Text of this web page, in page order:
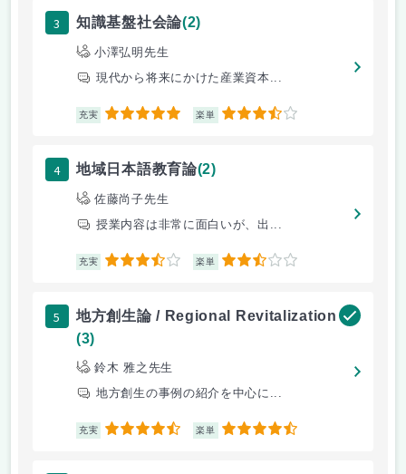
3 知識基盤社会論(2)
小澤弘明先生
現代から将来にかけた産業資本...
充実 5 楽単 3.5
4 地域日本語教育論(2)
佐藤尚子先生
授業内容は非常に面白いが、出...
充実 3.5 楽単 2.5
5
地方創生論 / Regional Revitalization
(3)
鈴木 雅之先生
地方創生の事例の紹介を中心に...
充実 4.5 楽単 4.5